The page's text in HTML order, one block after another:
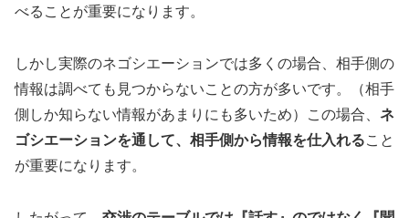
べることが重要になります。
しかし実際のネゴシエーションでは多くの場合、相手側の
情報は調べても見つからないことの方が多いです。（相手
側しか知らない情報があまりにも多いため）この場合、 ネ
ゴシエーションを通して、相手側から情報を仕入れること
が重要になります。